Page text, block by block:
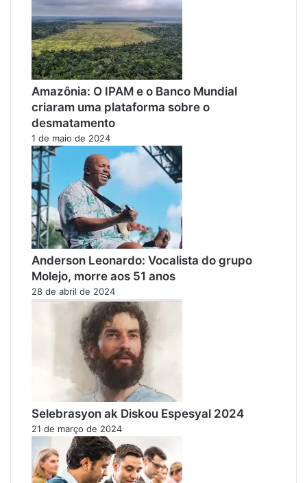
Amazônia: O IPAM e o Banco Mundial
criaram uma plataforma sobre o
desmatamento
1 de maio de 2024
Anderson Leonardo: Vocalista do grupo
Molejo, morre aos 51 anos
28 de abril de 2024
Selebrasyon ak Diskou Espesyal 2024
21 de março de 2024